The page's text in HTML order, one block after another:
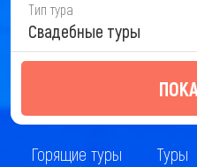
Тип тура
Свадебные туры
Горящие туры Туры